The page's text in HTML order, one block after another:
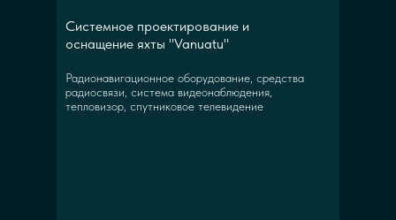
Радионавигационное оборудование, средства
радиосвязи, система видеонаблюдения,
тепловизор, спутниковое телевидение
Системное проектирование и
оснащение яхты "Vanuatu"